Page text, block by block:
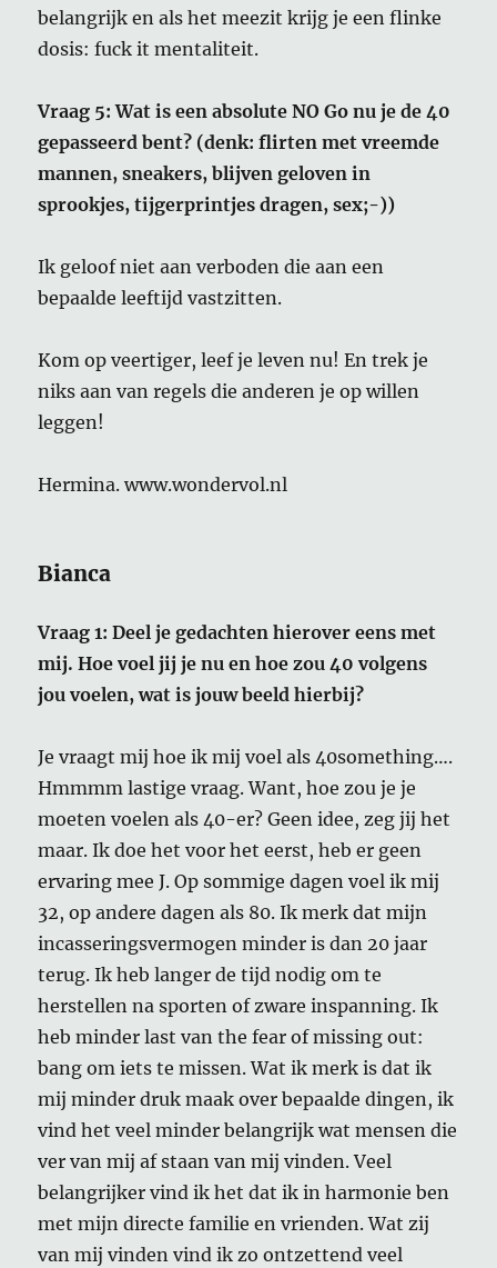
belangrijk en als het meezit krijg je een flinke
dosis: fuck it mentaliteit.
Vraag 5: Wat is een absolute NO Go nu je de 40
gepasseerd bent? (denk: flirten met vreemde
mannen, sneakers, blijven geloven in
sprookjes, tijgerprintjes dragen, sex;-))
Ik geloof niet aan verboden die aan een
bepaalde leeftijd vastzitten.
Kom op veertiger, leef je leven nu! En trek je
niks aan van regels die anderen je op willen
leggen!
Hermina. www.wondervol.nl
Bianca
Vraag 1: Deel je gedachten hierover eens met
mij. Hoe voel jij je nu en hoe zou 40 volgens
jou voelen, wat is jouw beeld hierbij?
Je vraagt mij hoe ik mij voel als 40something….
Hmmmm lastige vraag. Want, hoe zou je je
moeten voelen als 40-er? Geen idee, zeg jij het
maar. Ik doe het voor het eerst, heb er geen
ervaring mee J. Op sommige dagen voel ik mij
32, op andere dagen als 80. Ik merk dat mijn
incasseringsvermogen minder is dan 20 jaar
terug. Ik heb langer de tijd nodig om te
herstellen na sporten of zware inspanning. Ik
heb minder last van the fear of missing out:
bang om iets te missen. Wat ik merk is dat ik
mij minder druk maak over bepaalde dingen, ik
vind het veel minder belangrijk wat mensen die
ver van mij af staan van mij vinden. Veel
belangrijker vind ik het dat ik in harmonie ben
met mijn directe familie en vrienden. Wat zij
van mij vinden vind ik zo ontzettend veel